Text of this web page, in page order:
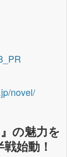
novel/
の魅力を
始動！